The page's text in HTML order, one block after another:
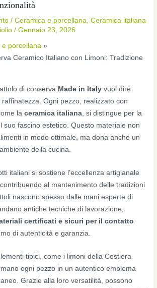
/Ceramica e porcellana,Ceramica italiana
/Gennaio 23, 2026
e porcellana
Ceramico Italiano con Limoni: Tradizione
di conserva Made in Italy vuol dire
Ogni pezzo, realizzato con
laceramica italiana, si distingue per la
suo fascino estetico. Questo materiale non
in modo ottimale, ma dona anche un
della cucina.
italiani si sostiene l’eccellenza artigianale
al mantenimento delle tradizioni
nascono spesso dalle mani esperte di
antiche tecniche di lavorazione,
certificati e sicuri per il contatto
di autenticità e garanzia.
tipici, come i limoni della Costiera
ogni pezzo in un autentico emblema
Grazie alla loro versatilità, possono